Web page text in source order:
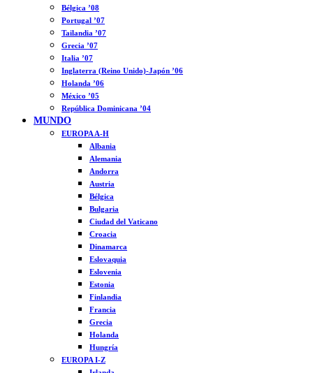
Bélgica ’08
Portugal ’07
Tailandia ’07
Grecia ’07
Italia ’07
Inglaterra (Reino Unido)-Japón ’06
Holanda ’06
México ’05
República Dominicana ’04
MUNDO
EUROPA A-H
Albania
Alemania
Andorra
Austria
Bélgica
Bulgaria
Ciudad del Vaticano
Croacia
Dinamarca
Eslovaquia
Eslovenia
Estonia
Finlandia
Francia
Grecia
Holanda
Hungría
EUROPA I-Z